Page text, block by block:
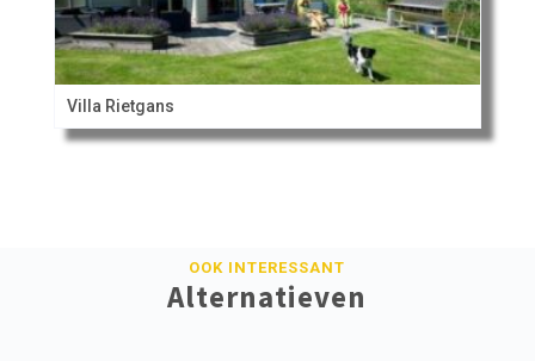
Villa Rietgans
OOK INTERESSANT
Alternatieven